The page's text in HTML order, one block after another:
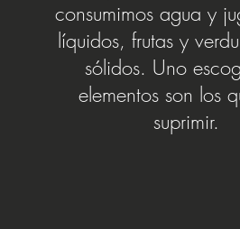
consumimos agua y
líquidos, frutas y
sólidos. Uno
elementos son los
suprimir.